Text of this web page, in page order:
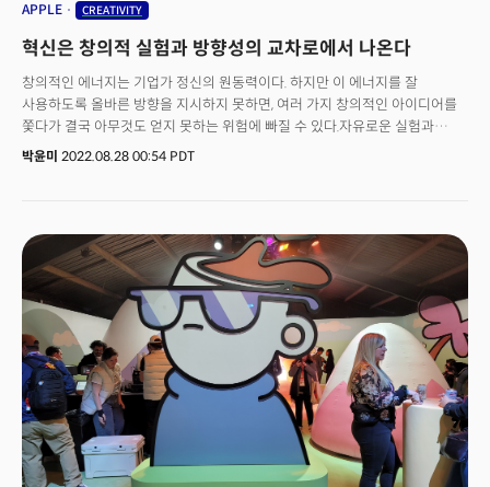
APPLE CREATIVITY
혁신은 창의적 실험과 방향성의 교차로에서 나온다
창의적인 에너지는 기업가 정신의 원동력이다. 하지만 이 에너지를 잘
사용하도록 올바른 방향을 지시하지 못하면, 여러 가지 창의적인 아이디어를
쫓다가 결국 아무것도 얻지 못하는 위험에 빠질 수 있다.자유로운 실험과
집중된 방향 사이의 균형을 유지하는 것은 모든 리더에게 필수적인 것이다.
공동설립자인 토니 파델(Tony Fadell)은 이 두 가지 균형의 중요성을 잘 알고
있었다. 그는 창의성을 추구하지만 초점이 없었던 제너럴 매직과 프로세스는
있지만 새로운 아이디어를 수용하지 않았던 필립스에서 근무하며 혁신적인
아이디어를 확장하려면 창의적인 실험과 목적 있는 방향의 균형이 필요하다는
것을 깊이 깨달았다.우여곡절 끝에 파델은 명확한 창의성과 방향성을 가진
스티브 잡스의 지원 아래 아이폰의 전조인 아이팟을 개발했다. 시장의 반응은
폭발적이었다. 아이팟은 모바일 장치에 실현되지 않은 거대한 잠재력을
보여줬다.그는 첫 아이폰 개발 과정에도 참여했다. 일상을 살아가는 사람들이
필요로 하는 슈퍼파워(초능력)가 무엇인지 파악하는 것을 우선으로 생각했다.
그는 전화, 이메일, 워드 기능이 있고 키보드도 있는, 주머니에 넣을 수 있는 큰
체크북을 만들어야 한다고 주장했다.현재 투자회사 퓨처 셰이프 CEO인
파델은 지난 16일, '마스터스 오브 스케일’ 팟캐스트에 출연해 그의 커리어를
박윤미 2022.08.28 00:54 PDT